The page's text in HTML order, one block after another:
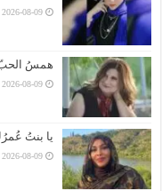
2026-08-09
همسُ
2026-08-09
يا بنتُ
2026-08-09